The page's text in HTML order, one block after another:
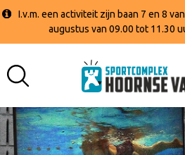
I.v.m. een activiteit zijn baan 7 en 8
augustus van 09.00 tot 11.30